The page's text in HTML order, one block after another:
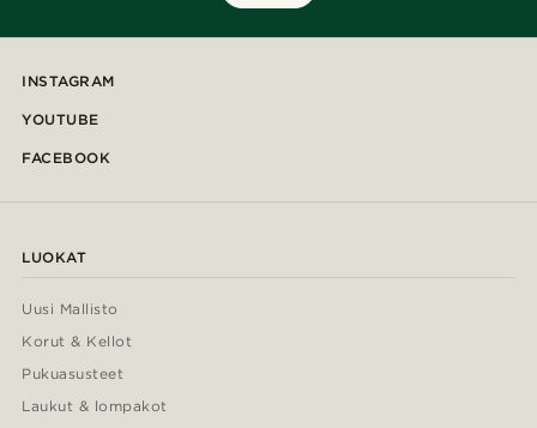
INSTAGRAM
YOUTUBE
FACEBOOK
LUOKAT
Uusi Mallisto
Korut & Kellot
Pukuasusteet
Laukut & lompakot